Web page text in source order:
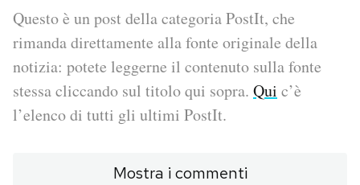
Economia
Sport
Altrecose
Mondiali calcio 2026
PODCAST
NEWSLETTER
Questo è un post della categoria PostIt, che
rimanda direttamente alla fonte originale della
notizia: potete leggerne il contenuto sulla fonte
stessa cliccando sul titolo qui sopra. Qui c’è
l’elenco di tutti gli ultimi PostIt.
Mostra i commenti